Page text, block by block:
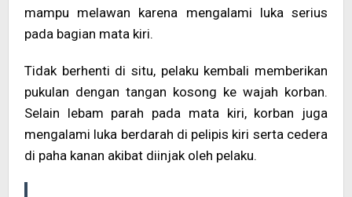
mampu melawan karena mengalami luka serius
pada bagian mata kiri.
Tidak berhenti di situ, pelaku kembali memberikan
pukulan dengan tangan kosong ke wajah korban.
Selain lebam parah pada mata kiri, korban juga
mengalami luka berdarah di pelipis kiri serta cedera
di paha kanan akibat diinjak oleh pelaku.